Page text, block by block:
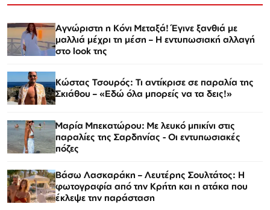
Αγνώριστη η Κόνι Μεταξά! Έγινε ξανθιά με
μαλλιά μέχρι τη μέση – Η εντυπωσιακή αλλαγή
στο look της
Κώστας Τσουρός: Τι αντίκρισε σε παραλία της
Σκιάθου – «Εδώ όλα μπορείς να τα δεις!»
Μαρία Μπεκατώρου: Με λευκό μπικίνι στις
παραλίες της Σαρδηνίας - Οι εντυπωσιακές
πόζες
Βάσω Λασκαράκη – Λευτέρης Σουλτάτος: Η
φωτογραφία από την Κρήτη και η ατάκα που
έκλεψε την παράσταση